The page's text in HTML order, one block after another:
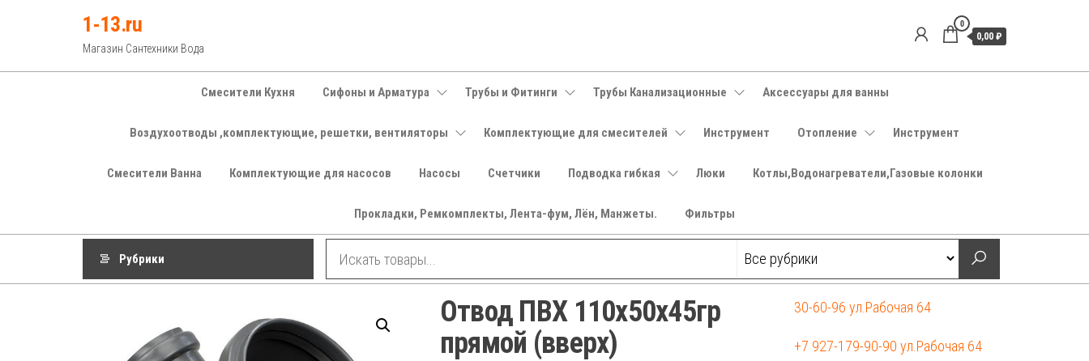
1-13.ru
Магазин Сантехники Вода
0
0,00 ₽
Смесители Кухня Сифоны и Арматура Трубы и Фитинги Трубы Канализационные Аксессуары для ванны
Воздухоотводы ,комплектующие, решетки, вентиляторы Комплектующие для смесителей Инструмент Отопление Инструмент
Смесители Ванна Комплектующие для насосов Насосы Счетчики Подводка гибкая Люки Котлы,Водонагреватели,Газовые колонки
Прокладки, Ремкомплекты, Лента-фум, Лён, Манжеты. Фильтры
Рубрики
Отвод ПВХ 110х50х45гр
прямой (вверх)
30-60-96 ул.Рабочая 64
+7 927-179-90-90 ул.Рабочая 64